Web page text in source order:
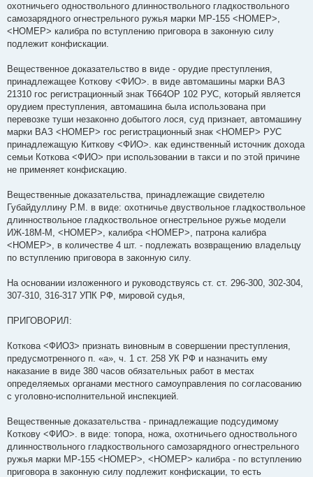
охотничьего одноствольного длинноствольного гладкоствольного
самозарядного огнестрельного ружья марки МР-155 <НОМЕР>,
<НОМЕР> калибра по вступлению приговора в законную силу
подлежит конфискации.
Вещественное доказательство в виде - орудие преступления,
принадлежащее Коткову <ФИО>. в виде автомашины марки ВАЗ
21310 гос регистрационный знак Т664ОР 102 РУС, который является
орудием преступления, автомашина была использована при
перевозке туши незаконно добытого лося, суд признает, автомашину
марки ВАЗ <НОМЕР> гос регистрационный знак <НОМЕР> РУС
принадлежащую Киткову <ФИО>. как единственный источник дохода
семьи Коткова <ФИО> при использовании в такси и по этой причине
не применяет конфискацию.
Вещественные доказательства, принадлежащие свидетелю
Губайдуллину Р.М. в виде: охотничье двуствольное гладкоствольное
длинноствольное гладкоствольное огнестрельное ружье модели
ИЖ-18М-М, <НОМЕР>, калибра <НОМЕР>, патрона калибра
<НОМЕР>, в количестве 4 шт. - подлежать возвращению владельцу
по вступлению приговора в законную силу.
На основании изложенного и руководствуясь ст. ст. 296-300, 302-304,
307-310, 316-317 УПК РФ, мировой судья,
ПРИГОВОРИЛ:
Коткова <ФИО3> признать виновным в совершении преступления,
предусмотренного п. «а», ч. 1 ст. 258 УК РФ и назначить ему
наказание в виде 380 часов обязательных работ в местах
определяемых органами местного самоуправления по согласованию
с уголовно-исполнительной инспекцией.
Вещественные доказательства - принадлежащие подсудимому
Коткову <ФИО>. в виде: топора, ножа, охотничьего одноствольного
длинноствольного гладкоствольного самозарядного огнестрельного
ружья марки МР-155 <НОМЕР>, <НОМЕР> калибра - по вступлению
приговора в законную силу подлежит конфискации, то есть